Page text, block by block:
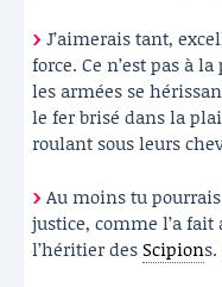
J’aimerais tant,
force. Ce n’est pas à
les armées se
le fer brisé dans la
roulant sous leurs
Au moins tu
justice, comme l’a fait
l’héritier desScipions.